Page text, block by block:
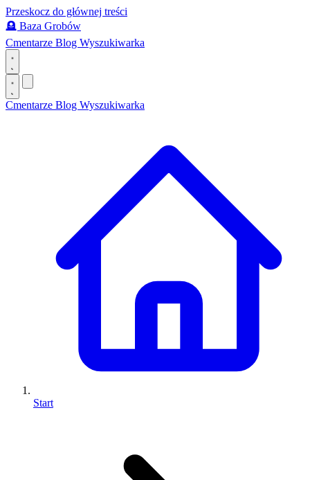
Przeskocz do głównej treści
🪦 Baza Grobów
Cmentarze Blog Wyszukiwarka
Cmentarze Blog Wyszukiwarka
Start